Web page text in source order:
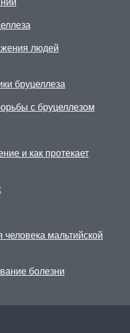
людей
бруцеллеза
с бруцеллезом
и как протекает
мальтийской
болезни